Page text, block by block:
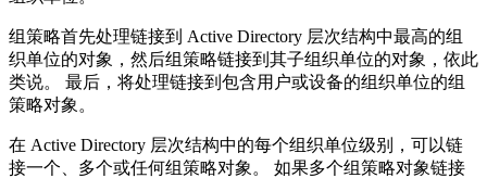
组策略首先处理链接到 Active Directory 层次结构中最高的组
织单位的对象，然后组策略链接到其子组织单位的对象，依此
类说。 最后，将处理链接到包含用户或设备的组织单位的组
策略对象。
在 Active Directory 层次结构中的每个组织单位级别，可以链
接一个、多个或任何组策略对象。 如果多个组策略对象链接